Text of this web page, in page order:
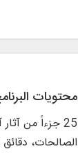
محتويات
25 جزءاً من
الصالحات،